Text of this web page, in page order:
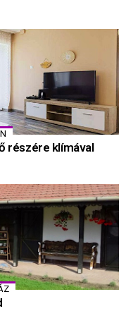
részére klímával